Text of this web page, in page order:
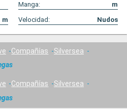
Manga:
m
m Velocidad: Nudos
Compañías
Silversea
Compañías
Silversea